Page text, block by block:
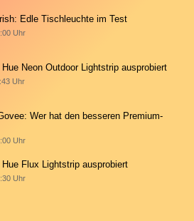
Edle Tischleuchte im Test
Uhr
Neon Outdoor Lightstrip ausprobiert
Uhr
Wer hat den besseren Premium-
Uhr
Flux Lightstrip ausprobiert
Uhr